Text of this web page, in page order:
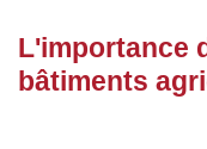
L'importance
bâtiments